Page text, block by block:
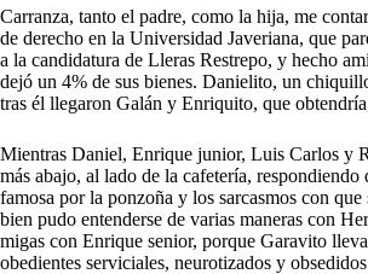
Carranza, tanto el padre, como la hija, me
de derecho en la Universidad Javeriana, que
a la candidatura de Lleras Restrepo, y hecho
dejó un 4% de sus bienes. Danielito, un
tras él llegaron Galán y Enriquito, que
Mientras Daniel, Enrique junior, Luis Carlos y
más abajo, al lado de la cafetería,
famosa por la ponzoña y los sarcasmos con
bien pudo entenderse de varias maneras con
migas con Enrique senior, porque Garavito
obedientes serviciales, neurotizados y